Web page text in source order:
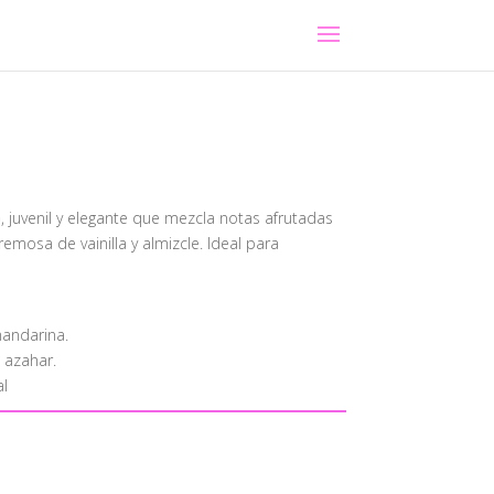
y elegante que mezcla notas afrutadas
de vainilla y almizcle. Ideal para